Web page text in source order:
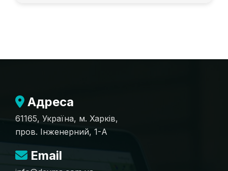
Адреса
61165, Україна, м. Харків,
пров. Інженерний, 1-А
Email